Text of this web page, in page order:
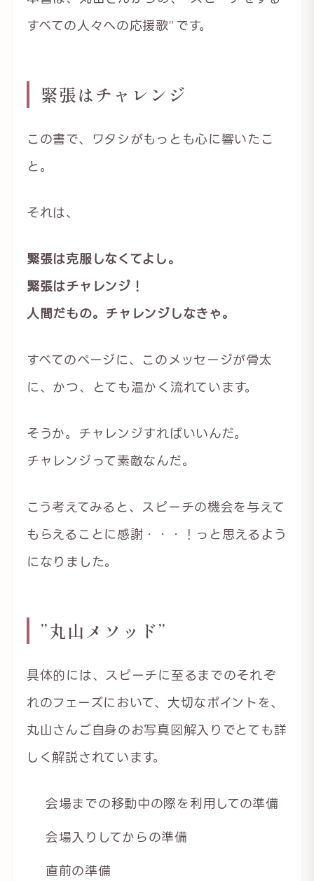
すべての人々への応援歌”です。
緊張はチャレンジ
この書で、ワタシがもっとも心に響いたこ
と。
それは、
緊張は克服しなくてよし。
緊張はチャレンジ！
人間だもの。チャレンジしなきゃ。
すべてのページに、このメッセージが骨太
に、かつ、とても温かく流れています。
そうか。チャレンジすればいいんだ。
チャレンジって素敵なんだ。
こう考えてみると、スピーチの機会を与えて
もらえることに感謝・・・！っと思えるよう
になりました。
”丸山メソッド”
具体的には、スピーチに至るまでのそれぞ
れのフェーズにおいて、大切なポイントを、
丸山さんご自身のお写真図解入りでとても詳
しく解説されています。
会場までの移動中の際を利用しての準備
会場入りしてからの準備
直前の準備